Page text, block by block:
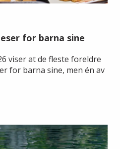
for barna sine
viser at de fleste foreldre
for barna sine, men én av